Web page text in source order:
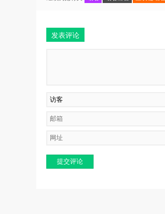
发表评论
提交评论